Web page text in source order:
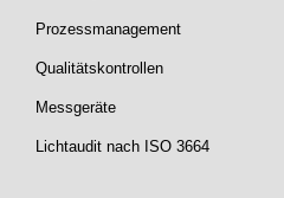
Prozessmanagement
Qualitätskontrollen
Messgeräte
Lichtaudit nach ISO 3664